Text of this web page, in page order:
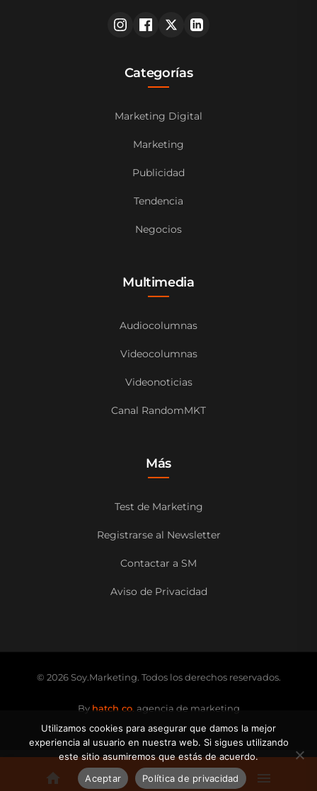
Categorías
Marketing Digital
Marketing
Publicidad
Tendencia
Negocios
Multimedia
Audiocolumnas
Videocolumnas
Videonoticias
Canal RandomMKT
Más
Test de Marketing
Registrarse al Newsletter
Contactar a SM
Aviso de Privacidad
© 2026 Soy.Marketing. Todos los derechos reservados.
By hatch co. agencia de marketing
Utilizamos cookies para asegurar que damos la mejor
experiencia al usuario en nuestra web. Si sigues utilizando
este sitio asumiremos que estás de acuerdo.
Aceptar
Política de privacidad